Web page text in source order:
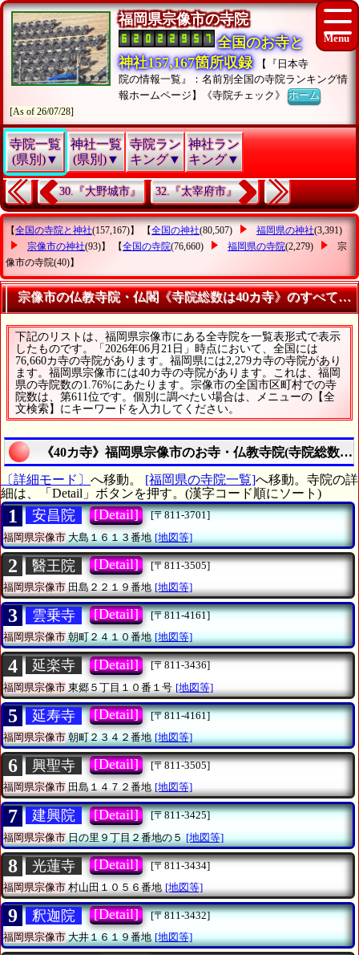
福岡県宗像市の寺院
全国のお寺と
神社157,167箇所収録
【『日本寺
院の情報一覧』：名前別全国の寺院ランキング情
報ホームページ】《寺院チェック》ホーム
[As of 26/07/28]
寺院一覧
(県別)▼
神社一覧
(県別)▼
寺院ラン
キング▼
神社ラン
キング▼
30.『大野城市』 32.『太宰府市』
【全国の寺院と神社(157,167)】 【全国の神社(80,507) 福岡県の神社(3,391)
宗像市の神社(93)】 【全国の寺院(76,660) 福岡県の寺院(2,279)
宗
像市の寺院(40)】
宗像市の仏教寺院・仏閣《寺院総数は40カ寺》のすべてが
下記のリストは、福岡県宗像市にある全寺院を一覧表形式で表示
したものです。「2026年06月21日」時点において、全国には
76,660カ寺の寺院があります。福岡県には2,279カ寺の寺院があり
ます。福岡県宗像市には40カ寺の寺院があります。これは、福岡
県の寺院数の1.76%にあたります。宗像市の全国市区町村での寺
院数は、第611位です。個別に調べたい場合は、メニューの【全
文検索】にキーワードを入力してください。
《40カ寺》福岡県宗像市のお寺・仏教寺院(寺院総数は
〔詳細モード〕 へ移動。 [福岡県の寺院一覧]へ移動。寺院の詳
細は、「Detail」ボタンを押す。(漢字コード順にソート)
1 安昌院 [Detail]
[〒811-3701]
福岡県宗像市大島１６１３番地 [地図等]
2 醫王院 [Detail]
[〒811-3505]
福岡県宗像市田島２２１９番地 [地図等]
3 雲乗寺 [Detail]
[〒811-4161]
福岡県宗像市朝町２４１０番地 [地図等]
4 延楽寺 [Detail]
[〒811-3436]
福岡県宗像市 東郷５丁目１０番１号 [地図等]
5 延寿寺 [Detail]
[〒811-4161]
福岡県宗像市朝町２３４２番地 [地図等]
6 興聖寺 [Detail]
[〒811-3505]
福岡県宗像市田島１４７２番地 [地図等]
7 建興院 [Detail]
[〒811-3425]
福岡県宗像市日の里９丁目２番地の５ [地図等]
8 光蓮寺 [Detail]
[〒811-3434]
福岡県宗像市村山田１０５６番地 [地図等]
9 釈迦院 [Detail]
[〒811-3432]
福岡県宗像市大井１６１９番地 [地図等]